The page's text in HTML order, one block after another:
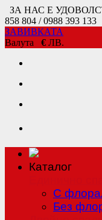
ЗА НАС Е
858 804 / 0988 393 133
ЗАВИВКАТА
Валута € ЛВ.
Каталог
С
Без